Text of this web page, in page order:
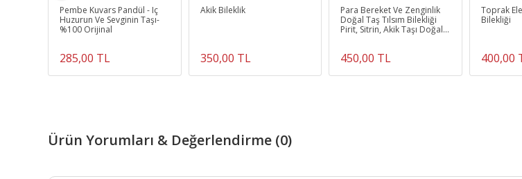
Pembe Kuvars Pandül - Iç
Huzurun Ve Sevginin Taşı-
%100 Orijinal
285,00 TL
Akik Bileklik
350,00 TL
Para Bereket Ve Zenginlik
Doğal Taş Tılsım Bilekliği
Pirit, Sitrin, Akik Taşı Doğal
450,00 TL
Toprak
Bilekliği
400,00
Ürün Yorumları & Değerlendirme (0)